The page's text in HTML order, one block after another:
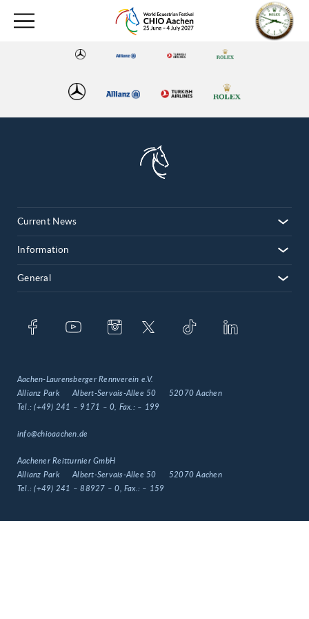
Current News
Information
General
Aachen-Laurensberger Rennverein e.V.
Allianz Park
Albert-Servais-Allee 50
52070 Aachen
Tel.:(+49) 241 – 9171 – 0 , Fax.: – 199
info@chioaachen.de
Aachener Reitturnier GmbH
Allianz Park
Albert-Servais-Allee 50
52070 Aachen
Tel.:(+49) 241 – 88927 – 0 , Fax.: – 159